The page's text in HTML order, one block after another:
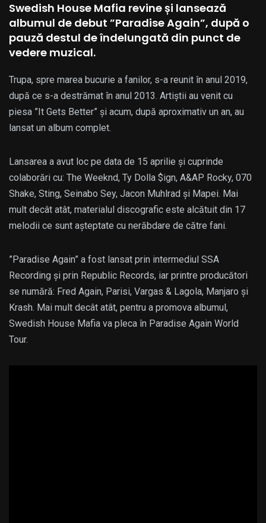
Swedish House Mafia revine și lansează
albumul de debut ”Paradise Again”, după o
pauză destul de îndelungată din punct de
vedere muzical.
Trupa, spre marea bucurie a fanilor, s-a reunit în anul 2019,
după ce s-a destrămat în anul 2013. Artiștii au venit cu
piesa ”It Gets Better” și acum, după aproximativ un an, au
lansat un album complet.
Lansarea a avut loc pe data de 15 aprilie și cuprinde
colaborări cu: The Weeknd, Ty Dolla $ign, A&AP Rocky, 070
Shake, Sting, Seinabo Sey, Jacon Muhlrad și Mapei. Mai
mult decât atât, materialul discografic este alcătuit din 17
melodii ce sunt așteptate cu nerăbdare de către fani.
”Paradise Again” a fost lansat prin intermediul SSA
Recording și prin Republic Records, iar printre producători
se numără: Fred Again, Parisi, Vargas & Lagola, Manjaro și
Krash. Mai mult decât atât, pentru a promova albumul,
Swedish House Mafia va pleca în Paradise Again World
Tour.